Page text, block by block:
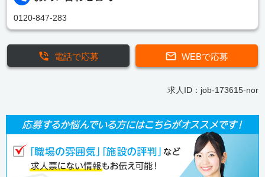
0120-847-283
WEBで応募
電話で応募
求人ID：job-173615-nor